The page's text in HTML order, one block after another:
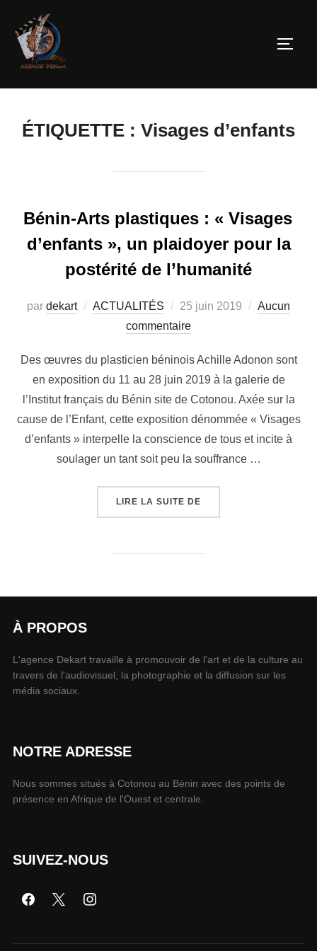
ÉTIQUETTE : Visages d’enfants
Bénin-Arts plastiques : « Visages
d’enfants », un plaidoyer pour la
postérité de l’humanité
par dekart ACTUALITÉS 25 juin 2019
Aucun
commentaire
Des œuvres du plasticien béninois Achille Adonon sont
en exposition du 11 au 28 juin 2019 à la galerie de
l’Institut français du Bénin site de Cotonou. Axée sur la
cause de l’Enfant, cette exposition dénommée « Visages
d’enfants » interpelle la conscience de tous et incite à
soulager un tant soit peu la souffrance …
LIRE LA SUITE DE
À PROPOS
L'agence Dekart travaille à promouvoir de l'art et de la culture au
travers de l'audiovisuel, la photographie et la diffusion sur les
média sociaux.
NOTRE ADRESSE
Nous sommes situés à Cotonou au Bénin avec des points de
présence en Afrique de l'Ouest et centrale.
SUIVEZ-NOUS